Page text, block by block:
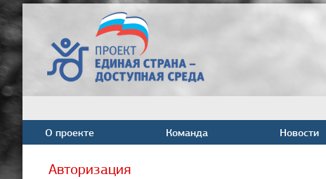
О проекте Команда Новости
Авторизация